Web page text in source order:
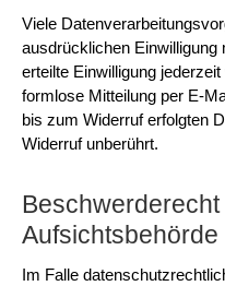
Viele
ausdrücklichen Einwilligung
erteilte Einwilligung
formlose Mitteilung per E-
bis zum Widerruf erfolgten
Widerruf unberührt.
Aufsichtsbehörde
Im Falle